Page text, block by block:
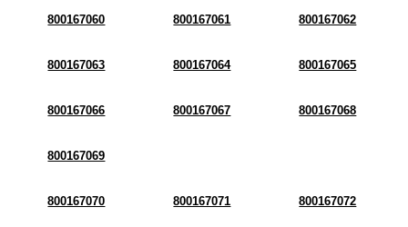
800167060 800167061 800167062
800167063 800167064 800167065
800167066 800167067 800167068
800167069
800167070 800167071 800167072